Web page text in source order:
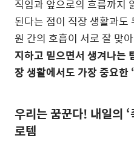
직임과 앞으로의 흐름까지
된다는 점이 직장 생활과도
원 간의 호흡이 서로 잘 맞
지하고 믿으면서 생겨나는
장 생활에서도 가장 중요한
우리는 꿈꾼다! 내일의
로템